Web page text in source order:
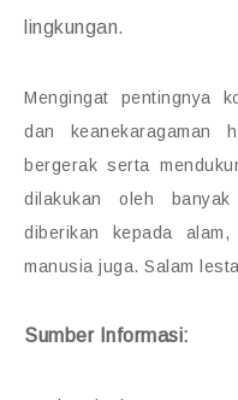
lingkungan.
Mengingat pentingnya
dan keanekaragaman
bergerak serta
dilakukan oleh
diberikan kepada
manusia juga. Salam
Sumber Informasi: